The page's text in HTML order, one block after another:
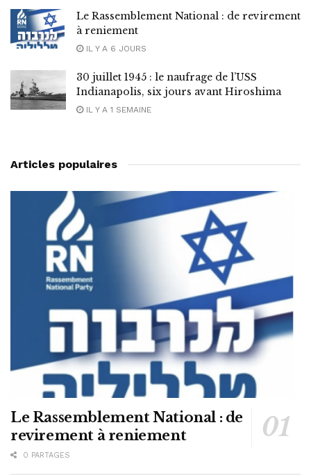
Le Rassemblement National : de revirement
à reniement
IL Y A 6 JOURS
30 juillet 1945 : le naufrage de l’USS
Indianapolis, six jours avant Hiroshima
IL Y A 1 SEMAINE
Articles populaires
Le Rassemblement National : de
revirement à reniement
0 PARTAGES